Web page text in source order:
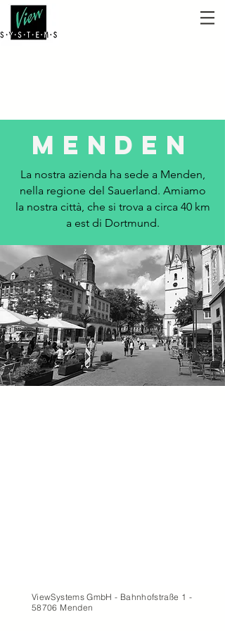
Menden
La nostra azienda ha sede a Menden,
nella regione del Sauerland. Amiamo
la nostra città, che si trova a circa 40 km
a est di Dortmund.
ViewSystems GmbH - Bahnhofstraße 1 -
58706 Menden